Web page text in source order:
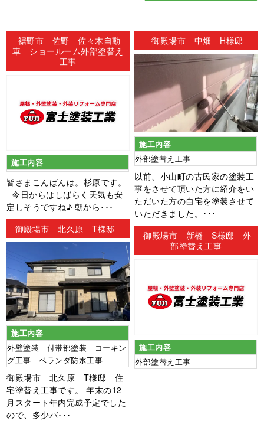
ン
裾野市 佐野 佐々木自動
車 ショールーム外部塗替え
工事
施工内容
皆さまこんばんは。杉原です。
今日からはしばらく天気も安
定しそうですね♪ 朝から･･･
御殿場市 中畑 H様邸
施工内容
外部塗替え工事
以前、小山町の古民家の塗装工
事をさせて頂いた方に紹介をい
ただいた方の自宅を塗装させて
いただきました。･･･
御殿場市 北久原 T様邸
施工内容
外壁塗装 付帯部塗装 コーキン
グ工事 ベランダ防水工事
御殿場市 北久原 T様邸 住
宅塗替え工事です。 年末の12
月スタート年内完成予定でした
ので、多少バ･･･
御殿場市 新橋 S様邸 外
部塗替え工事
施工内容
外部塗替え工事